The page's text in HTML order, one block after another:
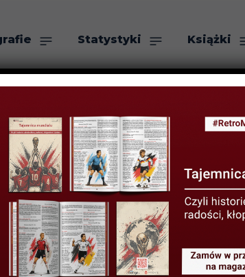
Statystyki Książki
LIGOWE STATYSTYKI
w